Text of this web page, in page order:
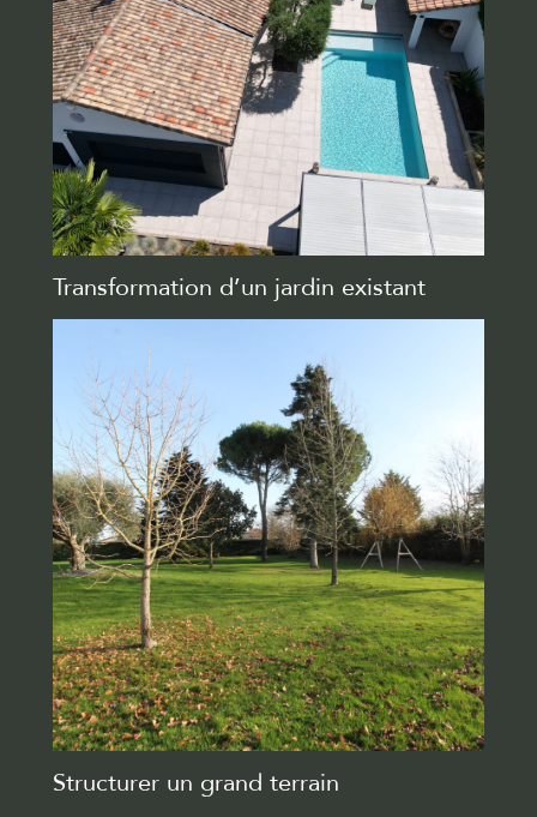
Transformation d’un jardin existant
Structurer un grand terrain